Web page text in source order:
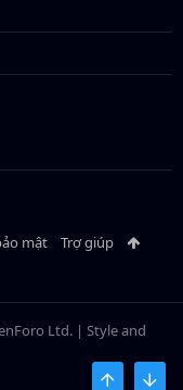
mật Trợ giúp
Ltd. | Style and